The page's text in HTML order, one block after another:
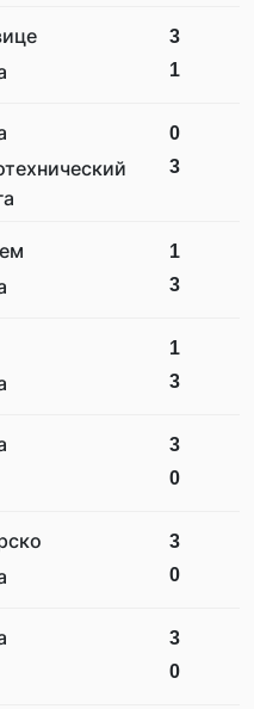
3
1
0
3
1
3
1
3
3
0
3
0
3
0